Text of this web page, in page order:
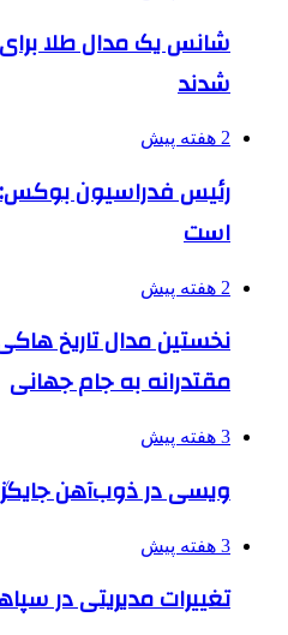
شدند
2 هفته پیش
رئیس فدراسیون بوکس:
است
2 هفته پیش
نخستین مدال تاریخ
مقتدرانه به جام جهانی
3 هفته پیش
ویسی در ذوب‌آهن
3 هفته پیش
تغییرات مدیریتی در